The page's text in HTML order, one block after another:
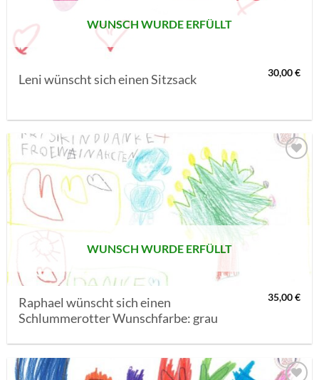
WUNSCH WURDE ERFÜLLT
Leni wünscht sich einen Sitzsack 30,00€
AUF MEINE
MERKLISTE
SETZEN
WUNSCH WURDE ERFÜLLT
Raphael wünscht sich einen
Schlummerotter Wunschfarbe: grau
35,00€